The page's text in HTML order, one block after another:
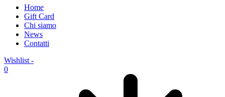
Home
Gift Card
Chi siamo
News
Contatti
Wishlist -
0